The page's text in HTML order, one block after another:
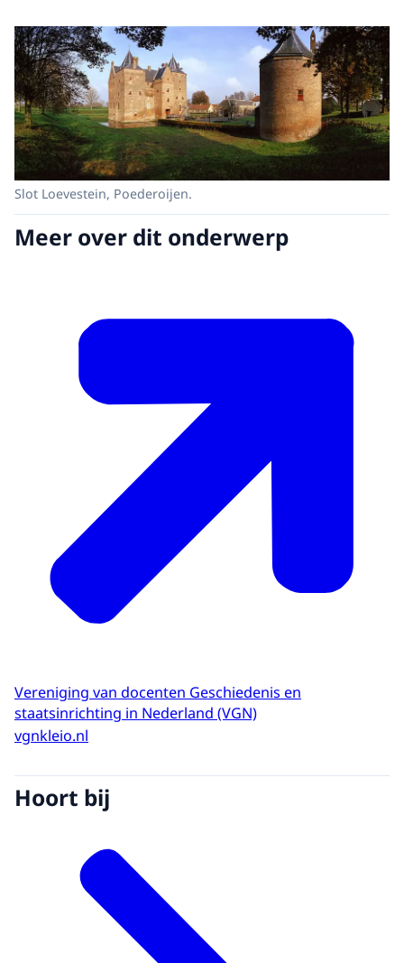
Slot Loevestein, Poederoijen.
Meer over dit onderwerp
Vereniging van docenten Geschiedenis en
staatsinrichting in Nederland (VGN)
vgnkleio.nl
Hoort bij